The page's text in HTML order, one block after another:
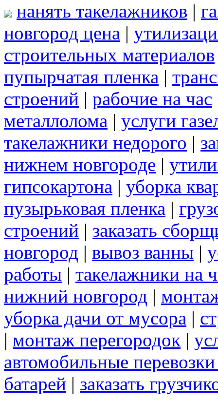
нанять такелажников |
новгород цена |
строительных материалов
пупырчатая пленка |
строений | рабочие на час
металлолома | услуги
такелажники недорого |
нижнем новгороде |
гипсокартона | уборка
пузырьковая пленка |
строений | заказать
новгород | вывоз ванны |
работы | такелажники на
нижний новгород |
уборка дачи от мусора |
| монтаж перегородок |
автомобильные
батарей | заказать